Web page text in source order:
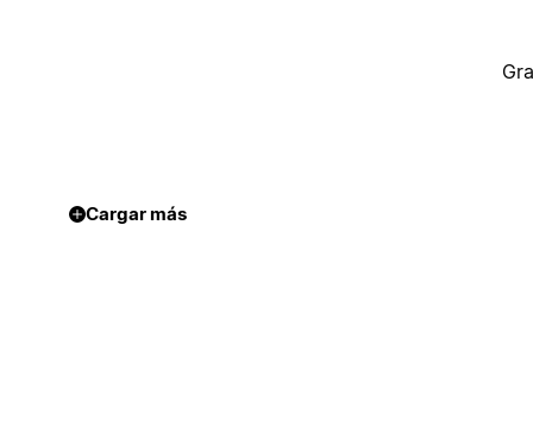
Cargar más